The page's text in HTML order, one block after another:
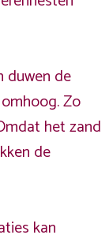
duwen de
Zo
het zand
de
kan